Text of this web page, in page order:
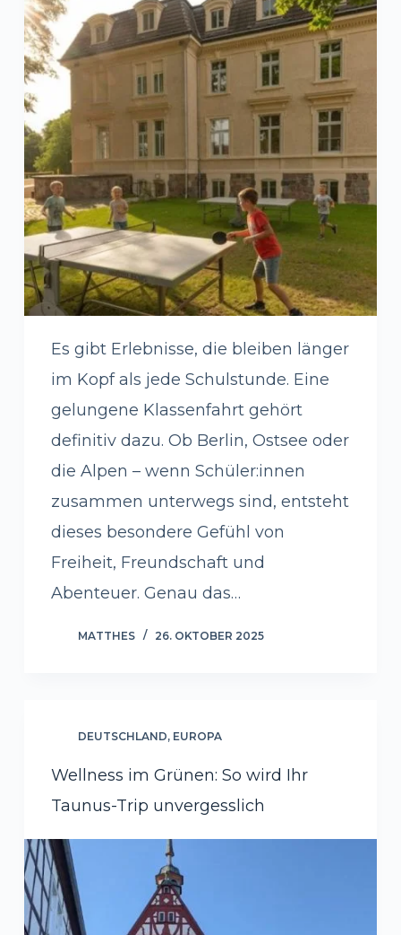
Es gibt Erlebnisse, die bleiben länger
im Kopf als jede Schulstunde. Eine
gelungene Klassenfahrt gehört
definitiv dazu. Ob Berlin, Ostsee oder
die Alpen – wenn Schüler:innen
zusammen unterwegs sind, entsteht
dieses besondere Gefühl von
Freiheit, Freundschaft und
Abenteuer. Genau das…
MATTHES 26. OKTOBER 2025
DEUTSCHLAND, EUROPA
Wellness im Grünen: So wird Ihr
Taunus-Trip unvergesslich